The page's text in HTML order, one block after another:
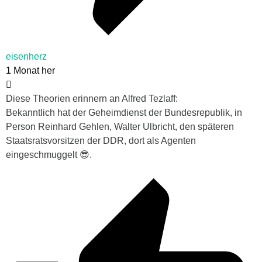
eisenherz
1 Monat her
Diese Theorien erinnern an Alfred Tezlaff:
Bekanntlich hat der Geheimdienst der Bundesrepublik, in
Person Reinhard Gehlen, Walter Ulbricht, den späteren
Staatsratsvorsitzen der DDR, dort als Agenten
eingeschmuggelt 😎.